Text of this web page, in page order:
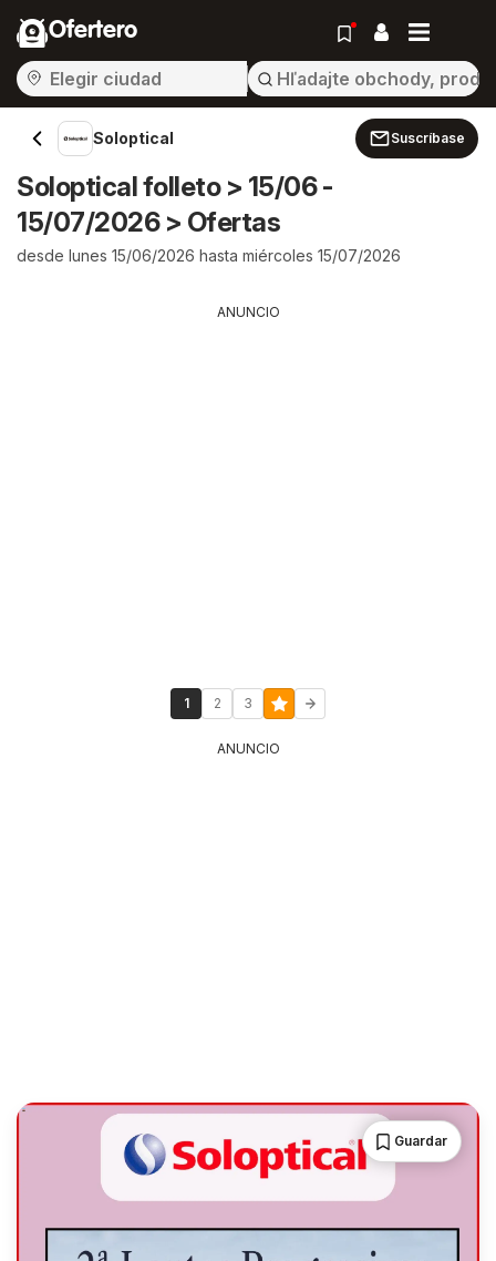
Ofertero
Soloptical Suscríbase
Soloptical folleto > 15/06 -
15/07/2026 > Ofertas
desde lunes 15/06/2026 hasta miércoles 15/07/2026
ANUNCIO
1 2 3
ANUNCIO
Guardar